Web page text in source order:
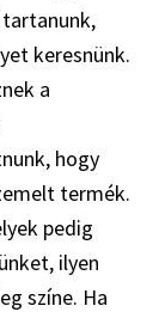
keresnünk.
a
hogy
termék.
pedig
ilyen
színe. Ha